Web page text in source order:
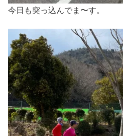
今日も突っ込んでま〜す。